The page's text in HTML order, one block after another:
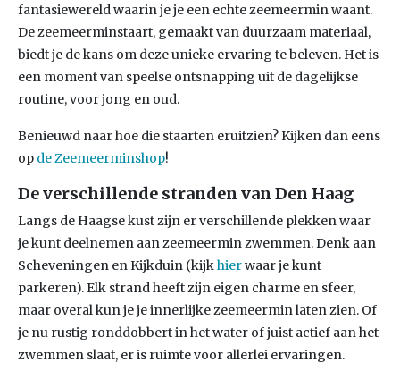
fantasiewereld waarin je je een echte zeemeermin waant.
De zeemeerminstaart, gemaakt van duurzaam materiaal,
biedt je de kans om deze unieke ervaring te beleven. Het is
een moment van speelse ontsnapping uit de dagelijkse
routine, voor jong en oud.
Benieuwd naar hoe die staarten eruitzien? Kijken dan eens
op de Zeemeerminshop!
De verschillende stranden van Den Haag
Langs de Haagse kust zijn er verschillende plekken waar
je kunt deelnemen aan zeemeermin zwemmen. Denk aan
Scheveningen en Kijkduin (kijkhierwaar je kunt
parkeren). Elk strand heeft zijn eigen charme en sfeer,
maar overal kun je je innerlijke zeemeermin laten zien. Of
je nu rustig ronddobbert in het water of juist actief aan het
zwemmen slaat, er is ruimte voor allerlei ervaringen.